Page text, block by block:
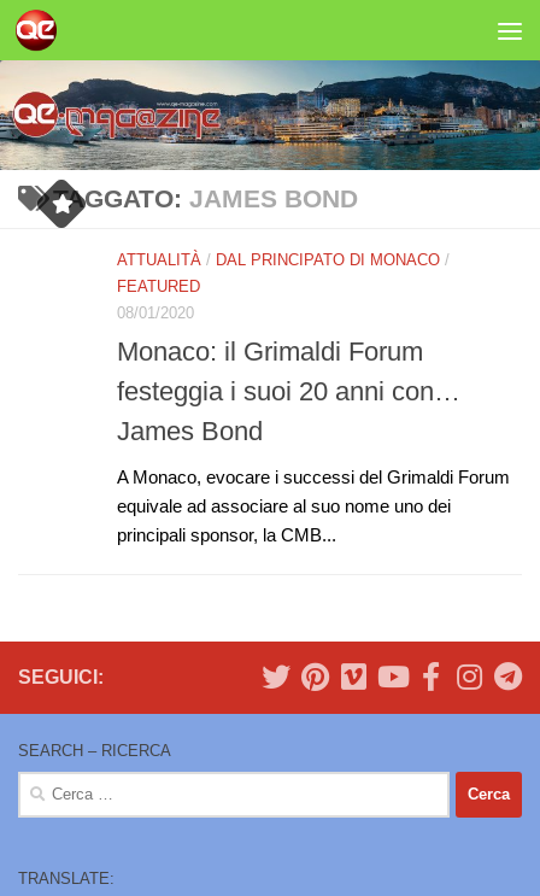
Salta al contenuto
TAGGATO: JAMES BOND
ATTUALITÀ / DAL PRINCIPATO DI MONACO /
FEATURED
08/01/2020
Monaco: il Grimaldi Forum
festeggia i suoi 20 anni con…
James Bond
A Monaco, evocare i successi del Grimaldi Forum
equivale ad associare al suo nome uno dei
principali sponsor, la CMB...
SEGUICI:
SEARCH – RICERCA
Ricerca
TRANSLATE: